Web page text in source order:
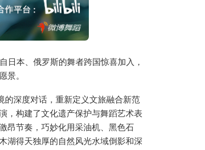
日本、俄罗斯的舞者跨国惊喜加入，
景。
的深度对话，重新定义文旅融合新范
，构建了文化遗产保护与舞蹈艺术表
昂节奏，巧妙化用采油机、黑色石
湖得天独厚的自然风光水域倒影和深